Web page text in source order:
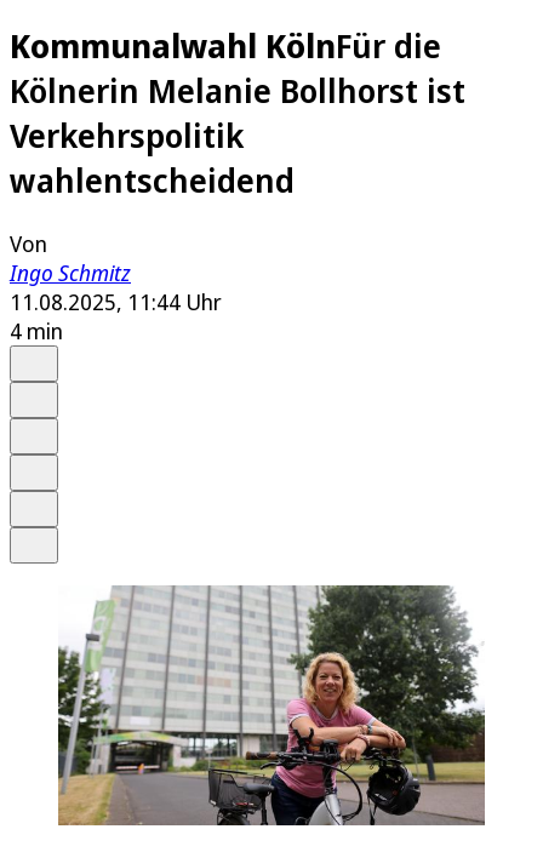
Kommunalwahl KölnFür die
Kölnerin Melanie Bollhorst ist
Verkehrspolitik
wahlentscheidend
Von
Ingo Schmitz
11.08.2025, 11:44 Uhr
4 min